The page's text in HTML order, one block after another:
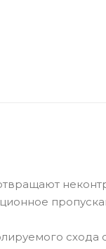
схода